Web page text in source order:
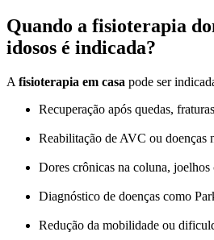
Quando a fisioterapia
idosos é indicada?
A fisioterapia em casa pode ser
Recuperação após quedas,
Reabilitação de AVC ou doenças
Dores crônicas na coluna, joelhos
Diagnóstico de doenças como
Redução da mobilidade ou